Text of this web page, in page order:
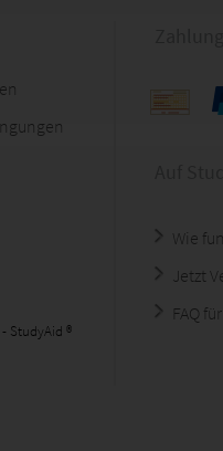
StudyAid ®
Wie
Jetzt
FAQ